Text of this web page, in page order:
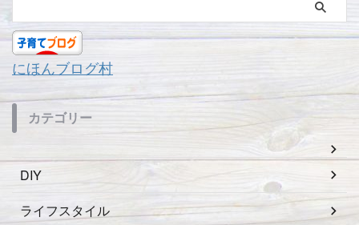
にほんブログ村
カテゴリー
DIY
ライフスタイル